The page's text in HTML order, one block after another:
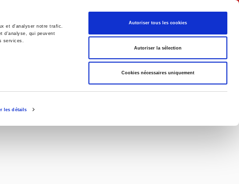
et d'analyser notre trafic.
d'analyse, qui peuvent
services.
les détails
Autoriser tous les cookies
Autoriser la sélection
Cookies nécessaires uniquement
English
Politics